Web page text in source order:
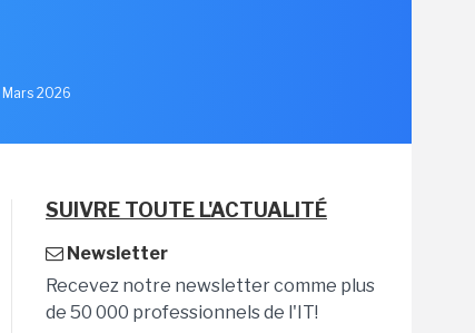
2026
SUIVRE TOUTE L'ACTUALITÉ
Newsletter
Recevez notre newsletter comme plus
de 50 000 professionnels de l'IT!